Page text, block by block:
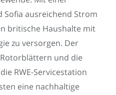
Sofia ausreichend Strom
britische Haushalte mit
zu versorgen. Der
und die
RWE-Servicestation
eine nachhaltige